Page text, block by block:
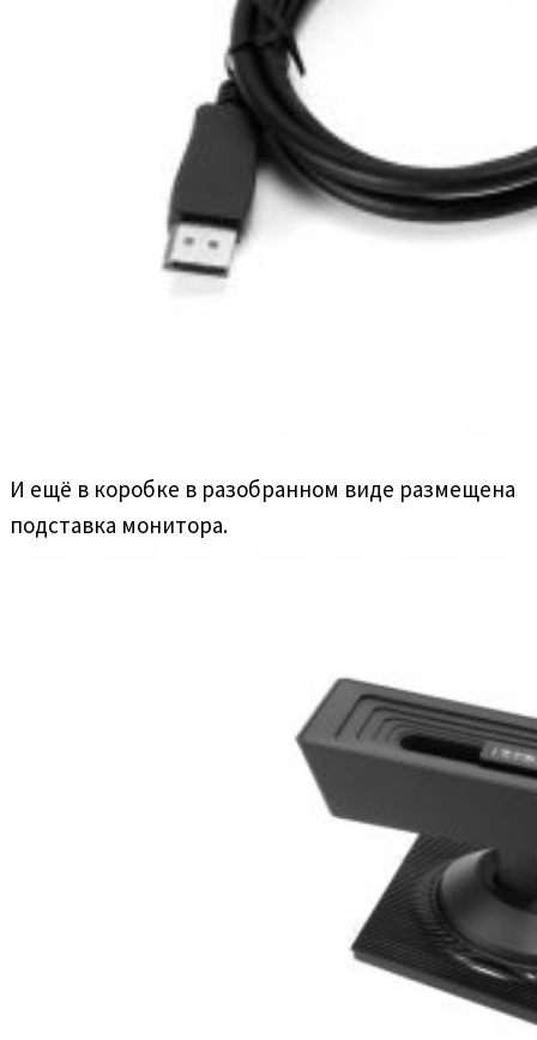
И ещё в коробке в разобранном виде размещена
подставка монитора.